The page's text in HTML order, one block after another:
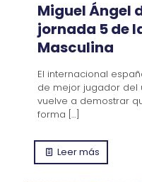
Miguel Ángel
jornada 5 de
Masculina
El internacional
de mejor jugador del
vuelve a demostrar
forma […]
Leer más